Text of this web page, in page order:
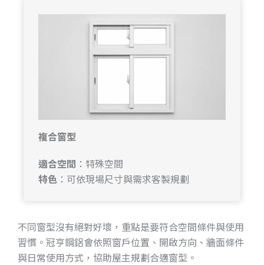
複合窗型
適合空間 ：特殊空間
特色 ：可依現場尺寸與需求客製規劃
不同窗型沒有絕對好壞，重點是要符合空間條件與使用
習慣。冠亨鋼鋁會依照窗戶位置、開啟方向、牆面條件
與日常使用方式，協助屋主規劃合適窗型。